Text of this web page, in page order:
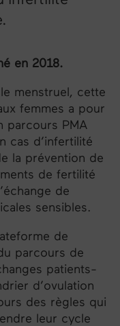
en 2018.
menstruel, cette
femmes a pour
parcours PMA
cas d’infertilité
la prévention de
de fertilité
de
sensibles.
de
parcours de
patients-
d’ovulation
des règles qui
leur cycle